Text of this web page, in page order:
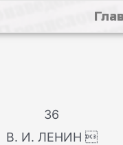
36
В. И. ЛЕНИН 